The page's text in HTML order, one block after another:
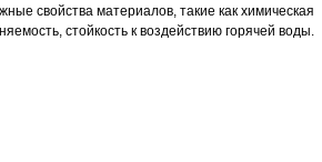
свойства материалов, такие как химическая
стойкость к воздействию горячей воды.